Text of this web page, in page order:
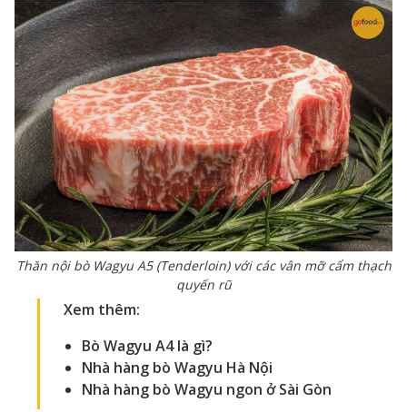
Thăn nội bò Wagyu A5 (Tenderloin) với các vân mỡ cẩm thạch
quyến rũ
Xem thêm:
Bò Wagyu A4 là gì?
Nhà hàng bò Wagyu Hà Nội
Nhà hàng bò Wagyu ngon ở Sài Gòn